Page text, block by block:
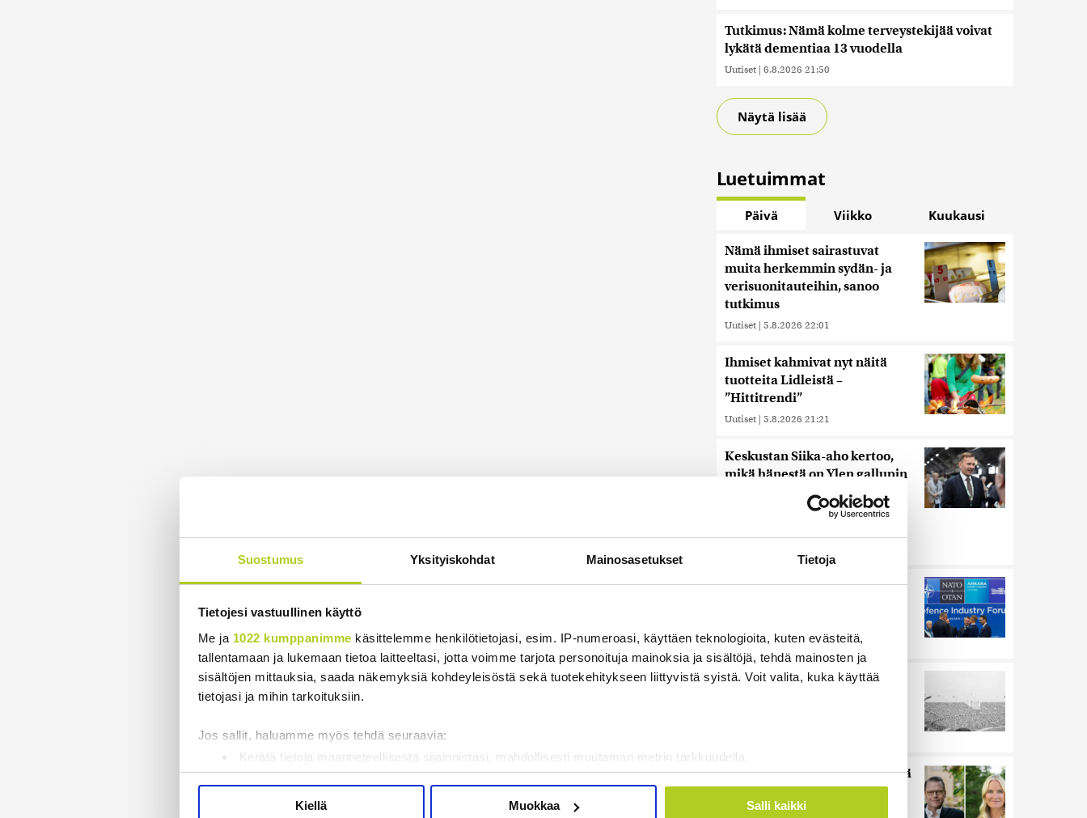
Suostumus Yksityiskohdat Mainosasetukset Tietoja
Tietojesi vastuullinen käyttö
Me ja 1022 kumppanimme käsittelemme henkilötietojasi, esim. IP-numeroasi, käyttäen teknologioita, kuten evästeitä,
tallentamaan ja lukemaan tietoa laitteeltasi, jotta voimme tarjota personoituja mainoksia ja sisältöjä, tehdä mainosten ja
sisältöjen mittauksia, saada näkemyksiä kohdeyleisöstä sekä tuotekehitykseen liittyvistä syistä. Voit valita, kuka käyttää
tietojasi ja mihin tarkoituksiin.
Jos sallit, haluamme myös tehdä seuraavia:
Kerätä tietoja maantieteellisestä sijainnistasi, mahdollisesti muutaman metrin tarkkuudella
Tunnistaa laitteesi skannaamalla sen ominaispiirteitä aktiivisesti (sormenjäljen muodostaminen)
Lue lisää siitä, miten henkilötietojasi käsitellään ja miten voit määrittää asetuksesi
. Voit muuttaa
Kiellä Muokkaa Salli kaikki
Tutkimus: Nämä kolme terveystekijää voivat
lykätä dementiaa 13 vuodella
Uutiset | 6.8.2026 21:50
Näytä lisää
Luetuimmat
Päivä Viikko Kuukausi
Nämä ihmiset sairastuvat
muita herkemmin sydän- ja
verisuonitauteihin, sanoo
tutkimus
Uutiset | 5.8.2026 22:01
Ihmiset kahmivat nyt näitä
tuotteita Lidleistä –
”Hittitrendi”
Uutiset | 5.8.2026 21:21
Keskustan Siika-aho kertoo,
mikä hänestä on Ylen gallupin
todellinen uutinen –
”Kokoomus maksaa siitä
Murska-arvio: Nato on
Uutiset | 5.8.2026 22:15
Harva tajusi Hitlerin
Miksi Ruotsin Daniel on pelkkä
prinssi, mutta Norjan Mette-
Marit on kruununprinsessa?